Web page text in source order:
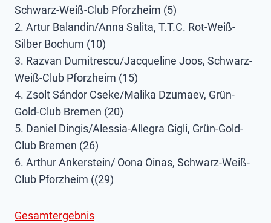
Schwarz-Weiß-Club Pforzheim (5)
2. Artur Balandin/Anna Salita, T.T.C. Rot-Weiß-
Silber Bochum (10)
3. Razvan Dumitrescu/Jacqueline Joos, Schwarz-
Weiß-Club Pforzheim (15)
4. Zsolt Sándor Cseke/Malika Dzumaev, Grün-
Gold-Club Bremen (20)
5. Daniel Dingis/Alessia-Allegra Gigli, Grün-Gold-
Club Bremen (26)
6. Arthur Ankerstein/ Oona Oinas, Schwarz-Weiß-
Club Pforzheim ((29)
Gesamtergebnis